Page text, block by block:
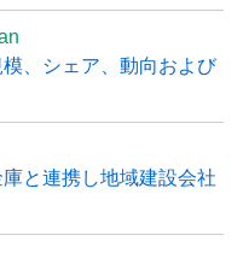
、シェア、動向および
と連携し地域建設会社